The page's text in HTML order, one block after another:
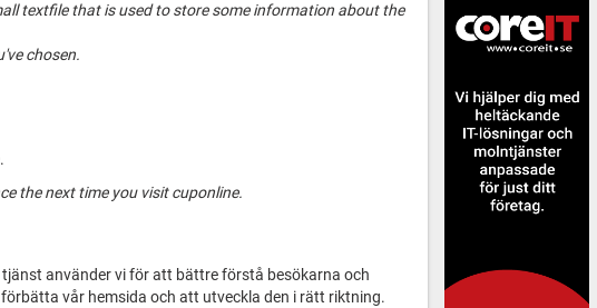
textfile that is used to store some information about the
chosen.
the next time you visit cuponline.
använder vi för att bättre förstå besökarna och
vår hemsida och att utveckla den i rätt riktning.